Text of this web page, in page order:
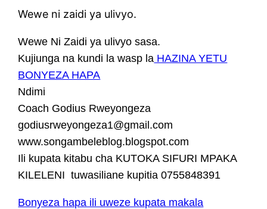
Wewe ni zaidi ya ulivyo.
Wewe Ni Zaidi ya ulivyo sasa.
Kujiunga na kundi la wasp la HAZINA YETU
BONYEZA HAPA
Ndimi
Coach Godius Rweyongeza
godiusrweyongeza1@gmail.com
www.songambeleblog.blogspot.com
Ili kupata kitabu cha KUTOKA SIFURI MPAKA
KILELENI tuwasiliane kupitia 0755848391
Bonyeza hapa ili uweze kupata makala